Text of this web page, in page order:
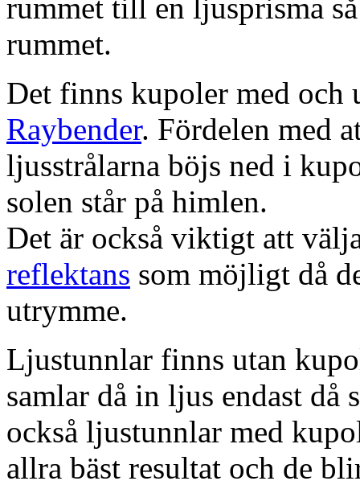
rummet till en ljusprisma
rummet.
Det finns kupoler med och
Raybender. Fördelen med
ljusstrålarna böjs ned i
solen står på himlen.
Det är också viktigt att
reflektans som möjligt då
utrymme.
Ljustunnlar finns utan
samlar då in ljus endast då
också ljustunnlar med
allra bäst resultat och de